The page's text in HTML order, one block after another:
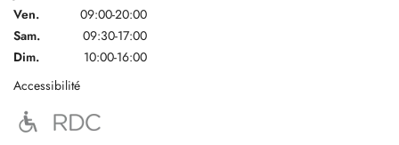
Ven.
09:00-20:00
Sam.
09:30-17:00
Dim.
10:00-16:00
Accessibilité